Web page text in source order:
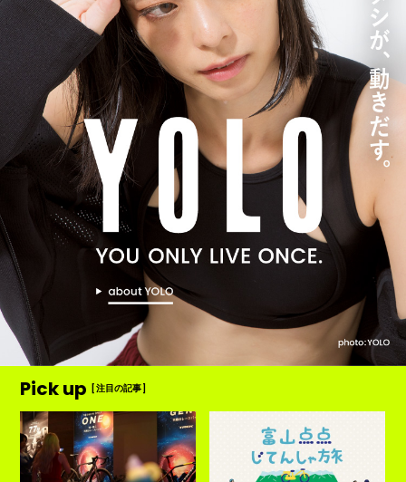
Pick up [ 注目の記事 ]